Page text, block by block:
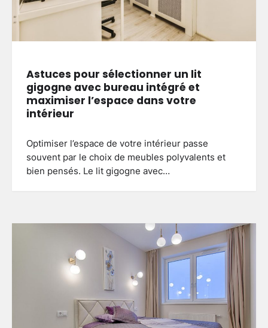
Astuces pour sélectionner un lit
gigogne avec bureau intégré et
maximiser l’espace dans votre
intérieur
Optimiser l’espace de votre intérieur passe
souvent par le choix de meubles polyvalents et
bien pensés. Le lit gigogne avec…